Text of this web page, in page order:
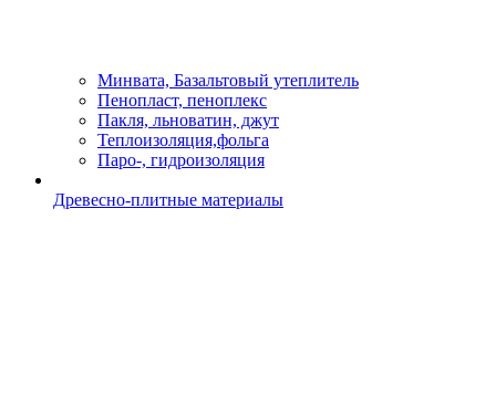
Минвата, Базальтовый утеплитель
Пенопласт, пеноплекс
Пакля, льноватин, джут
Теплоизоляция,фольга
Паро-, гидроизоляция
Древесно-плитные материалы